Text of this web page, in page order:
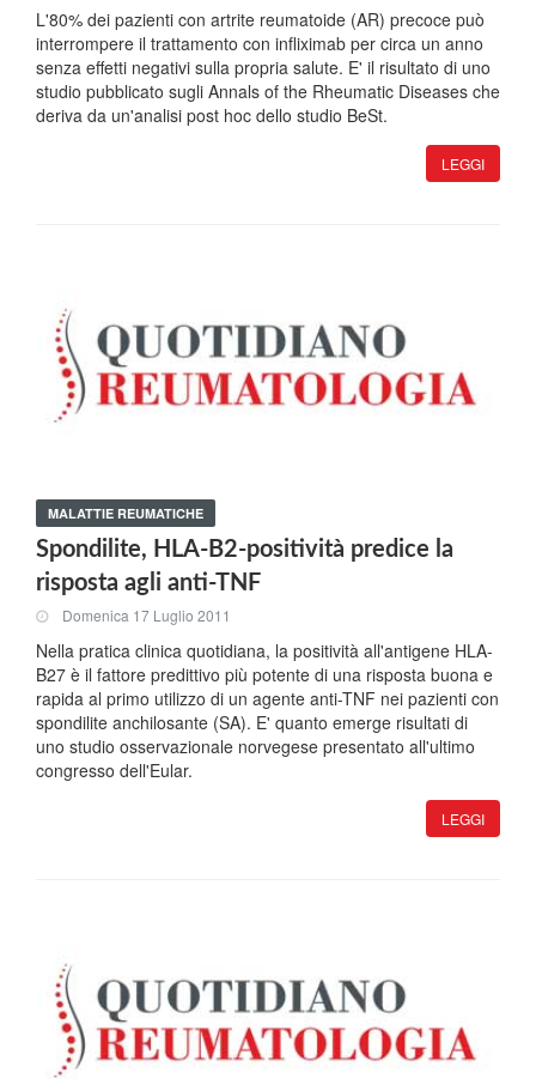
L'80% dei pazienti con artrite reumatoide (AR) precoce può
interrompere il trattamento con infliximab per circa un anno
senza effetti negativi sulla propria salute. E' il risultato di uno
studio pubblicato sugli Annals of the Rheumatic Diseases che
deriva da un'analisi post hoc dello studio BeSt.
LEGGI
MALATTIE REUMATICHE
Spondilite, HLA-B2-positività predice la
risposta agli anti-TNF
Domenica 17 Luglio 2011
Nella pratica clinica quotidiana, la positività all'antigene HLA-
B27 è il fattore predittivo più potente di una risposta buona e
rapida al primo utilizzo di un agente anti-TNF nei pazienti con
spondilite anchilosante (SA). E' quanto emerge risultati di
uno studio osservazionale norvegese presentato all'ultimo
congresso dell'Eular.
LEGGI